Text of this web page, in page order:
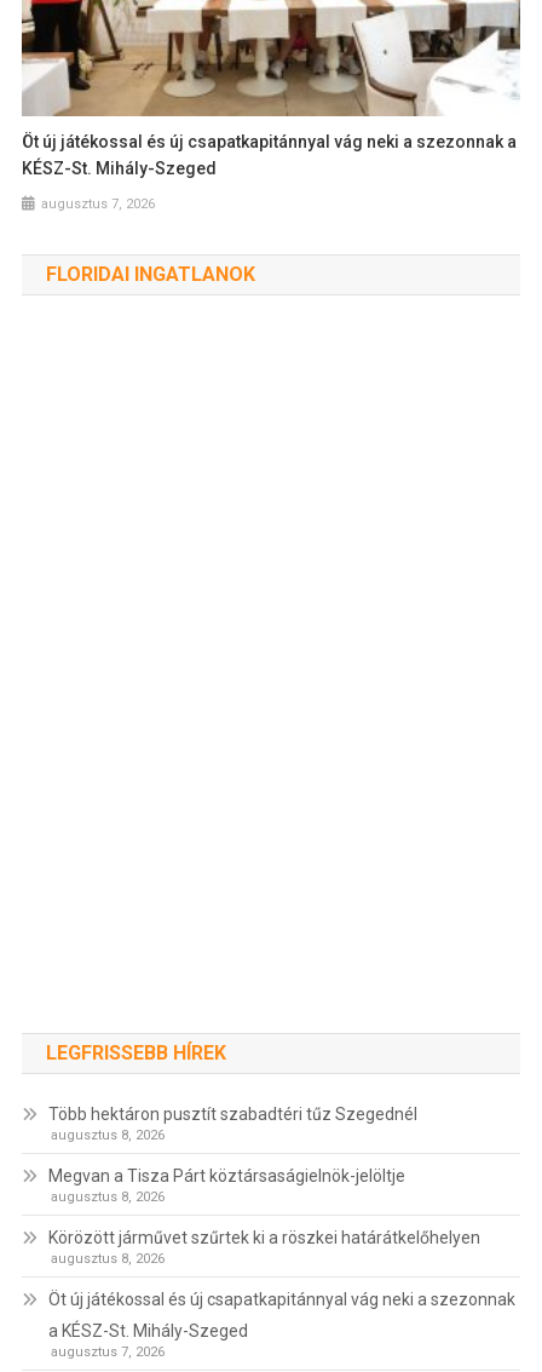
Öt új játékossal és új csapatkapitánnyal vág neki a szezonnak a
KÉSZ-St. Mihály-Szeged
augusztus 7, 2026
FLORIDAI INGATLANOK
LEGFRISSEBB HÍREK
Több hektáron pusztít szabadtéri tűz Szegednél
augusztus 8, 2026
Megvan a Tisza Párt köztársaságielnök-jelöltje
augusztus 8, 2026
Körözött járművet szűrtek ki a röszkei határátkelőhelyen
augusztus 8, 2026
Öt új játékossal és új csapatkapitánnyal vág neki a szezonnak
a KÉSZ-St. Mihály-Szeged
augusztus 7, 2026